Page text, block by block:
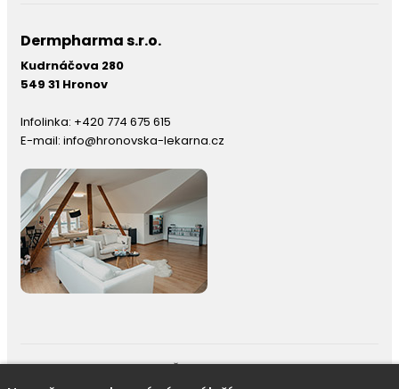
Dermpharma s.r.o.
Kudrnáčova 280
549 31 Hronov
Infolinka: +420 774 675 615
E-mail: info@hronovska-lekarna.cz
© 2026 |E-shop JEDNIČKY|MarketingDOKTOR ESHOP&